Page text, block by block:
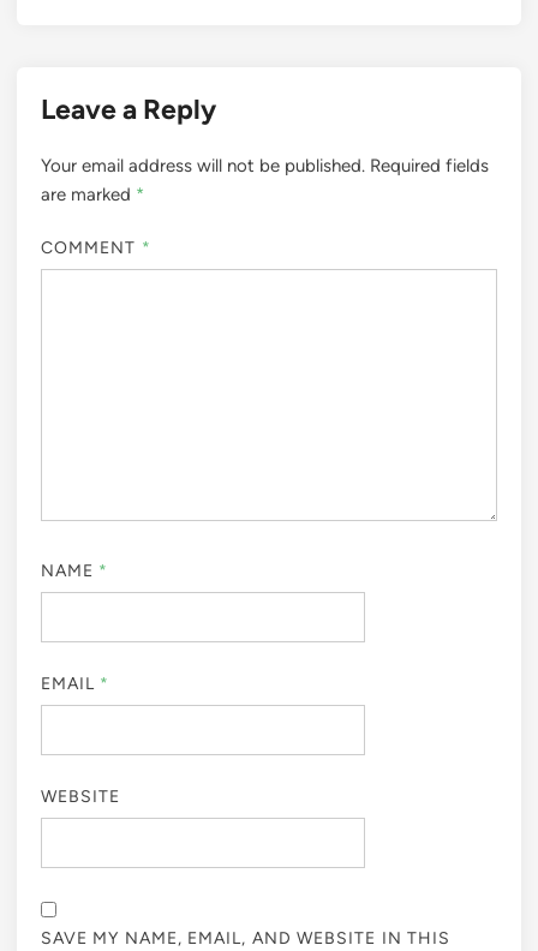
Leave a Reply
Your email address will not be published. Required fields
are marked *
COMMENT *
NAME *
EMAIL *
WEBSITE
SAVE MY NAME, EMAIL, AND WEBSITE IN THIS